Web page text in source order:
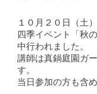
１０月２０日（土）
四季イベント「秋
中行われました。
講師は真鍋庭園ガ
す。
当日参加の方も含